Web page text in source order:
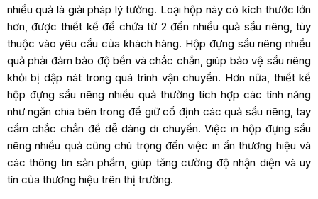
nhiều quả là giải pháp lý tưởng. Loại hộp này có kích thước lớn
hơn, được thiết kế để chứa từ 2 đến nhiều quả sầu riêng, tùy
thuộc vào yêu cầu của khách hàng. Hộp đựng sầu riêng nhiều
quả phải đảm bảo độ bền và chắc chắn, giúp bảo vệ sầu riêng
khỏi bị dập nát trong quá trình vận chuyển. Hơn nữa, thiết kế
hộp đựng sầu riêng nhiều quả thường tích hợp các tính năng
như ngăn chia bên trong để giữ cố định các quả sầu riêng, tay
cầm chắc chắn để dễ dàng di chuyển. Việc in hộp đựng sầu
riêng nhiều quả cũng chú trọng đến việc in ấn thương hiệu và
các thông tin sản phẩm, giúp tăng cường độ nhận diện và uy
tín của thương hiệu trên thị trường.